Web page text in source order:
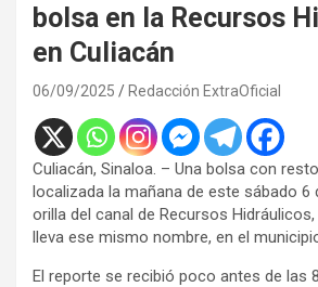
bolsa en la Recursos
en Culiacán
06/09/2025 Redacción ExtraOficial
Culiacán, Sinaloa. – Una bolsa con
localizada la mañana de este sábado 6
orilla del canal de Recursos
lleva ese mismo nombre, en el
El reporte se recibió poco antes de las